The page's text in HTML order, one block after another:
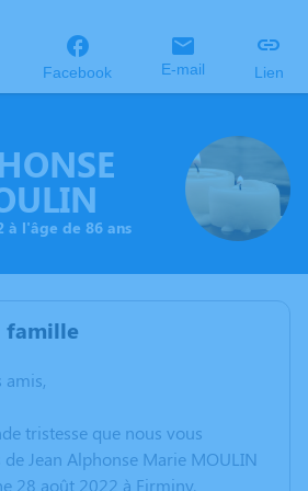
Facebook E-mail Lien
à l'âge de 86 ans
famille
amis,
tristesse que nous vous
Jean Alphonse Marie MOULIN
28 août 2022 à Firminy.